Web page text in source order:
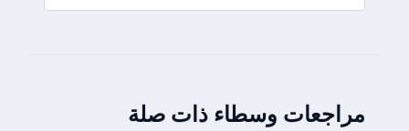
مراجعات وسطاء ذات صلة